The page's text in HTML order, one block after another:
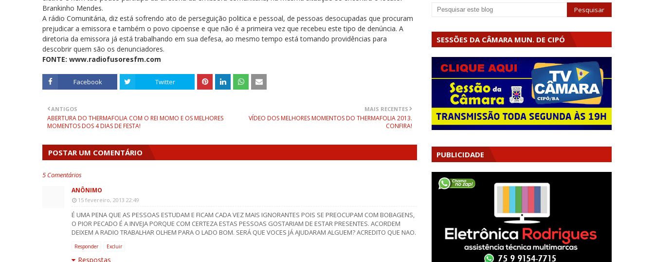
Brankinho Mendes.
A rádio Comunitária, diz está sofrendo ato de perseguição politica e pessoal, de pessoas desocupadas que procuram
prejudicar a emissora e também o povo cipoense e que não é a primeira vez que recebeu este tipo de denúncia. A
diretoria da emissora já está trabalhando em sua defesa, ao mesmo tempo está tomando providências para
descobrir quem são os denunciadores.
FONTE: www.radiofusoresfm.com
Facebook Twitter
MAIS RECENTES
VÍDEO DOS MELHORES MOMENTOS DO THERMAFOLIA 2013.
CONFIRA!
ANTIGOS
ABERTURA DO THERMAFOLIA COM O REI MOMO E OS MELHORES
MOMENTOS DOS 4 DIAS DE FESTA!
POSTAR UM COMENTÁRIO
5 Comentários
ANÔNIMO
15 fevereiro, 2013 22:49
É UMA PENA QUE AS PESSOAS ESTUDAM E FICAM CADA VEZ MAIS IGNORANTES POIS SE PREOCUPAM COM BOBAGENS,
O PIOR PECADO É A INVEJA PORQUE COM CERTEZA ESTAS PESSOAS GOSTARIAM DE ESTAR PRESENTES. ACORDEM
DEIXEM A RADIO TRABALHAR OLHEM PARA O LADO BOM. SERÁ QUE VOCES JÁ AJUDARAM ALGUEM? ACREDITO QUE NAO.
Responder Excluir
Respostas
SESSÕES DA CÂMARA MUN. DE CIPÓ
PUBLICIDADE